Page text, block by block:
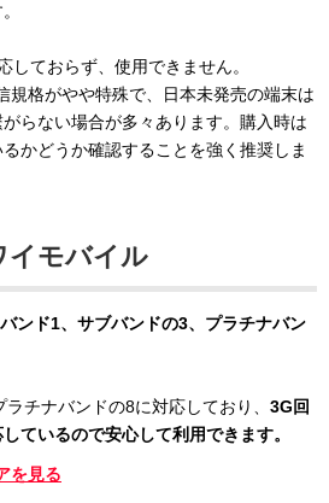
しておらず、使用できません。
規格がやや特殊で、日本未発売の端末は
らない場合が多々あります。購入時は
かどうか確認することを強く推奨しま
イモバイル
ンド1、サブバンドの3、プラチナバン
チナバンドの8に対応しており、 3G回
ているので安心して利用できます。
を見る